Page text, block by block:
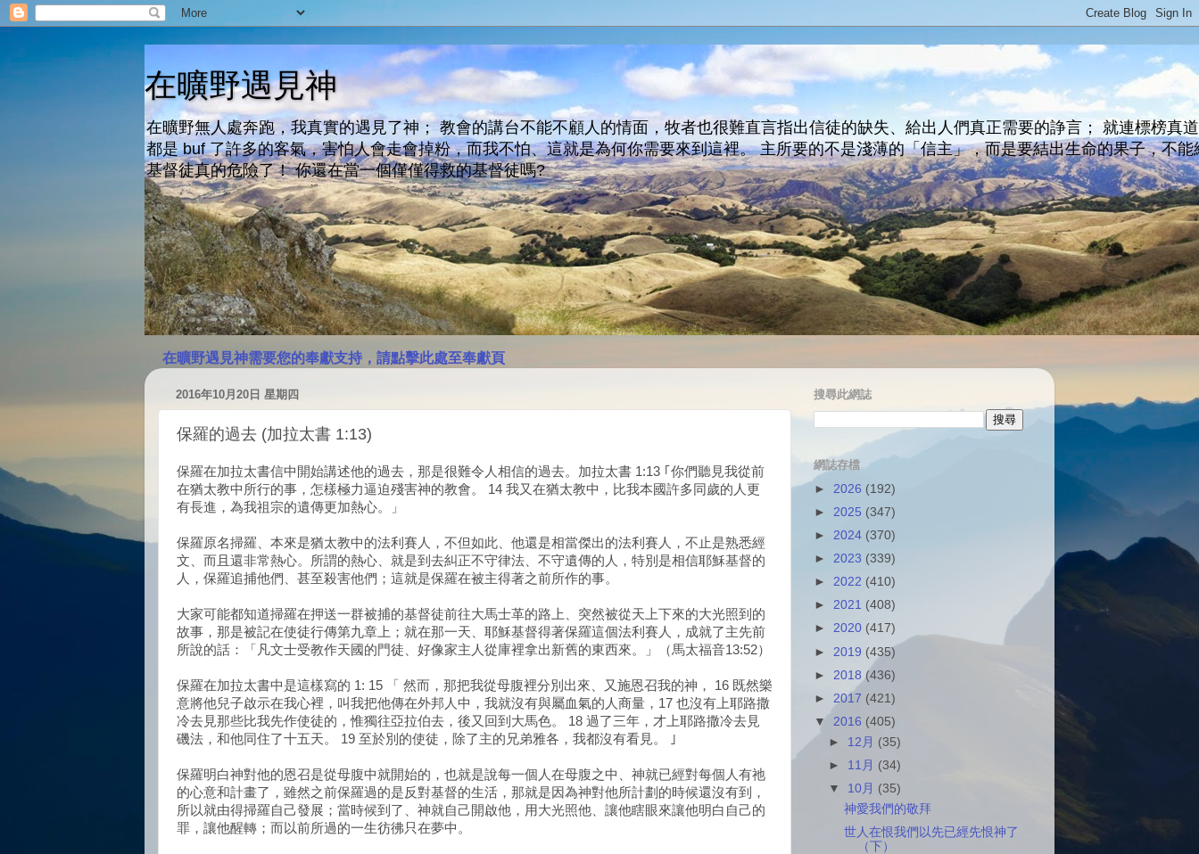
在曠野遇見神
在曠野無人處奔跑，我真實的遇見了神； 教會的講台不能不顧人的情面，牧者也很難直言指出信徒的缺失、給出人們真正需要的諍言； 就連標榜真
都是 buf 了許多的客氣，害怕人會走會掉粉，而我不怕、這就是為何你需要來到這裡。 主所要的不是淺薄的「信主」，而是要結出生命的果子，不能
基督徒真的危險了！ 你還在當一個僅僅得救的基督徒嗎?
在曠野遇見神需要您的奉獻支持，請點擊此處至奉獻頁
2016年10月20日 星期四
保羅的過去 (加拉太書 1:13)
保羅在加拉太書信中開始講述他的過去，那是很難令人相信的過去。加拉太書 1:13 ｢你們聽見我從前
在猶太教中所行的事，怎樣極力逼迫殘害神的教會。 14 我又在猶太教中，比我本國許多同歲的人更
有長進，為我祖宗的遺傳更加熱心。」
保羅原名掃羅、本來是猶太教中的法利賽人，不但如此、他還是相當傑出的法利賽人，不止是熟悉經
文、而且還非常熱心。所謂的熱心、就是到去糾正不守律法、不守遺傳的人，特別是相信耶穌基督的
人，保羅追捕他們、甚至殺害他們；這就是保羅在被主得著之前所作的事。
大家可能都知道掃羅在押送一群被捕的基督徒前往大馬士革的路上、突然被從天上下來的大光照到的
故事，那是被記在使徒行傳第九章上；就在那一天、耶穌基督得著保羅這個法利賽人，成就了主先前
所說的話：「凡文士受教作天國的門徒、好像家主人從庫裡拿出新舊的東西來。」（馬太福音13:52）
保羅在加拉太書中是這樣寫的 1: 15 「 然而，那把我從母腹裡分別出來、又施恩召我的神， 16 既然樂
意將他兒子啟示在我心裡，叫我把他傳在外邦人中，我就沒有與屬血氣的人商量，17 也沒有上耶路撒
冷去見那些比我先作使徒的，惟獨往亞拉伯去，後又回到大馬色。 18 過了三年，才上耶路撒冷去見
磯法，和他同住了十五天。 19 至於別的使徒，除了主的兄弟雅各，我都沒有看見。 ｣
保羅明白神對他的恩召是從母腹中就開始的，也就是說每一個人在母腹之中、神就已經對每個人有祂
的心意和計畫了，雖然之前保羅過的是反對基督的生活，那就是因為神對他所計劃的時候還沒有到，
所以就由得掃羅自己發展；當時候到了、神就自己開啟他，用大光照他、讓他瞎眼來讓他明白自己的
罪，讓他醒轉；而以前所過的一生彷彿只在夢中。
搜尋此網誌
網誌存檔
► 2026 (192)
► 2025 (347)
► 2024 (370)
► 2023 (339)
► 2022 (410)
► 2021 (408)
► 2020 (417)
► 2019 (435)
► 2018 (436)
► 2017 (421)
▼ 2016 (405)
► 12月 (35)
► 11月 (34)
▼ 10月 (35)
神愛我們的敬拜
世人在恨我們以先已經先恨神了
（下）